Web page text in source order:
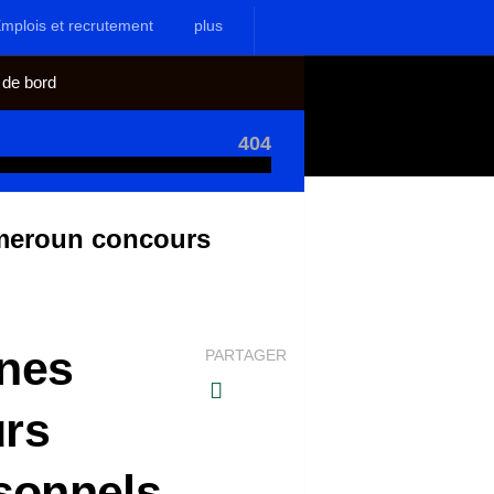
et recrutement plus
bord
404
concours
PARTAGER